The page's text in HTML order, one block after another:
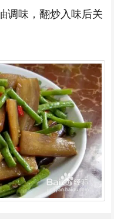
调味，翻炒入味后关